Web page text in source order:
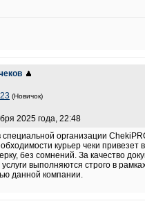
(Новичок)
2025 года, 22:48
организации
курьер чеки привезет
без сомнений. За качество
выполняются строго в
данной компании.